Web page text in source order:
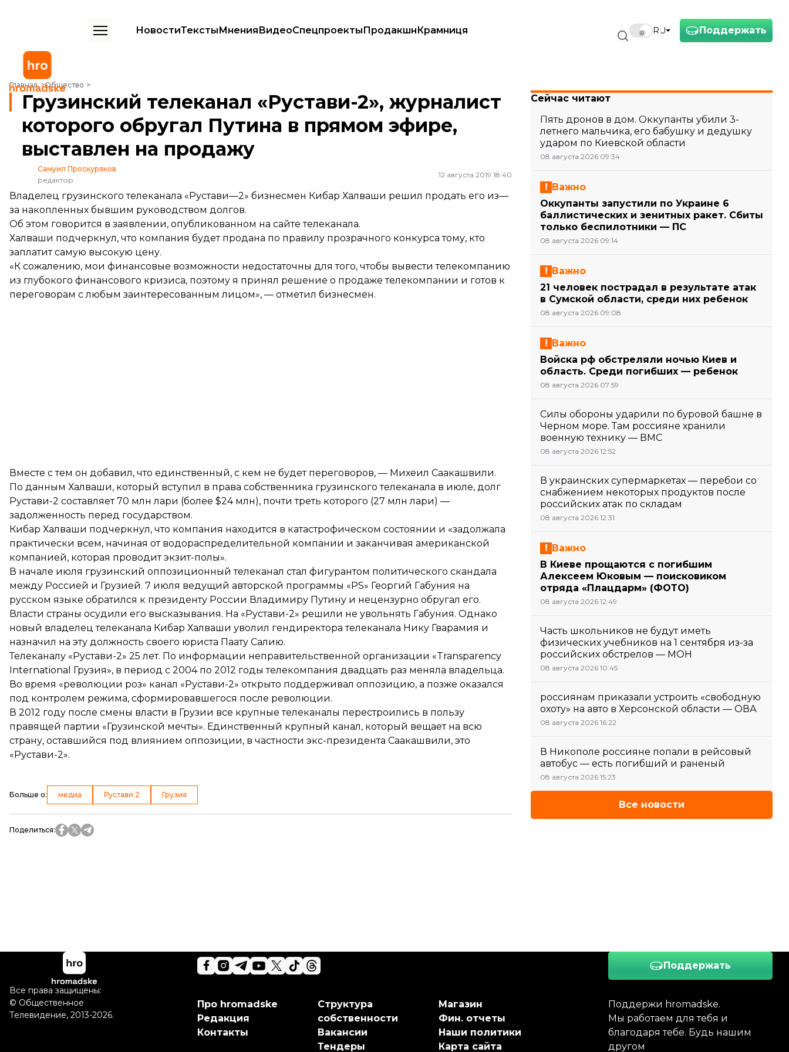
Поддержать
RU
НовостиТекстыМненияВидеоСпецпроектыПродакшнКрамниця
Главная Общество
Грузинский телеканал «Рустави-2», журналист которого обругал Путина в прямом эфире, выставлен на продажу
Грузинский телеканал «Рустави-2», журналист
которого обругал Путина в прямом эфире,
выставлен на продажу
Самуил Проскуряков
редактор
12 августа 2019 18:40
Владелец грузинского телеканала «Рустави—2» бизнесмен Кибар Халваши решил продать его из—
за накопленных бывшим руководством долгов.
Об этом говорится в заявлении, опубликованном на сайте телеканала.
Халваши подчеркнул, что компания будет продана по правилу прозрачного конкурса тому, кто
заплатит самую высокую цену.
«К сожалению, мои финансовые возможности недостаточны для того, чтобы вывести телекомпанию
из глубокого финансового кризиса, поэтому я принял решение о продаже телекомпании и готов к
переговорам с любым заинтересованным лицом», — отметил бизнесмен.
Вместе с тем он добавил, что единственный, с кем не будет переговоров, — Михеил Саакашвили.
По данным Халваши, который вступил в права собственника грузинского телеканала в июле, долг
Рустави-2 составляет 70 млн лари (более $24 млн), почти треть которого (27 млн лари) —
задолженность перед государством.
Кибар Халваши подчеркнул, что компания находится в катастрофическом состоянии и «задолжала
практически всем, начиная от водораспределительной компании и заканчивая американской
компанией, которая проводит экзит-полы».
В начале июля грузинский оппозиционный телеканал стал фигурантом политического скандала
между Россией и Грузией. 7 июля ведущий авторской программы «PS» Георгий Габуния на
русском языке обратился к президенту России Владимиру Путину и нецензурно обругал его.
Власти страны осудили его высказывания. На «Рустави-2» решили не увольнять Габуния. Однако
новый владелец телеканала Кибар Халваши уволил гендиректора телеканала Нику Гварамия и
назначил на эту должность своего юриста Паату Салию.
Телеканалу «Рустави-2» 25 лет. По информации неправительственной организации «Transparency
International Грузия», в период с 2004 по 2012 годы телекомпания двадцать раз меняла владельца.
Во время «революции роз» канал «Рустави-2» открыто поддерживал оппозицию, а позже оказался
под контролем режима, сформировавшегося после революции.
В 2012 году после смены власти в Грузии все крупные телеканалы перестроились в пользу
правящей партии «Грузинской мечты». Единственный крупный канал, который вещает на всю
страну, оставшийся под влиянием оппозиции, в частности экс-президента Саакашвили, это
«Рустави-2».
Больше о: медиа Рустави 2 Грузия
Поделиться:
Сейчас читают
Пять дронов в дом. Оккупанты убили 3-
летнего мальчика, его бабушку и дедушку
ударом по Киевской области
08 августа 2026 09:34
Важно
Оккупанты запустили по Украине 6
баллистических и зенитных ракет. Сбиты
только беспилотники — ПС
08 августа 2026 09:14
Важно
21 человек пострадал в результате атак
в Сумской области, среди них ребенок
08 августа 2026 09:08
Важно
Войска рф обстреляли ночью Киев и
область. Среди погибших — ребенок
08 августа 2026 07:59
Силы обороны ударили по буровой башне в
Черном море. Там россияне хранили
военную технику — ВМС
08 августа 2026 12:52
В украинских супермаркетах — перебои со
снабжением некоторых продуктов после
российских атак по складам
08 августа 2026 12:31
Важно
В Киеве прощаются с погибшим
Алексеем Юковым — поисковиком
отряда «Плацдарм» (ФОТО)
08 августа 2026 12:49
Часть школьников не будут иметь
физических учебников на 1 сентября из-за
российских обстрелов — МОН
08 августа 2026 10:45
россиянам приказали устроить «свободную
охоту» на авто в Херсонской области — ОВА
08 августа 2026 16:22
В Никополе россияне попали в рейсовый
автобус — есть погибший и раненый
08 августа 2026 15:23
Все новости
Поддержать
Поддержи hromadske.
Мы работаем для тебя и
благодаря тебе. Будь нашим
другом
Про hromadske
Редакция
Контакты
Структура
собственности
Вакансии
Тендеры
Магазин
Фин. отчеты
Наши политики
Карта сайта
Все права защищены:
© Общественное
Телевидение, 2013-2026.